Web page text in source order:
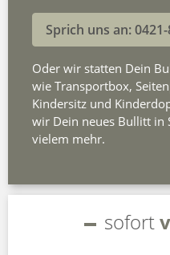
Sprich uns an:
Oder wir statten Dein
wie Transportbox,
Kindersitz und
wir Dein neues Bullitt in
vielem mehr.
sofort